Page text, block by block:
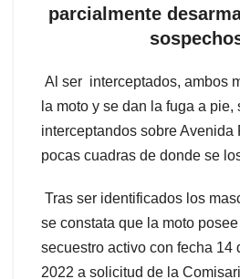
parcialmente
Al ser interceptados, ambos
la moto y se dan la fuga a pie,
interceptandos sobre Avenida
pocas cuadras de donde se
Tras ser identificados los
se constata que la moto
secuestro activo con fecha 14
2022 a solicitud de la